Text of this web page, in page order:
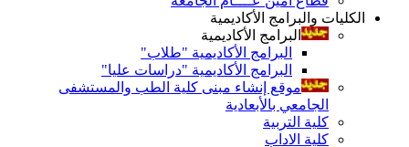
الكليات والبرامج الأكاديمية
البرامج الأكاديمية
البرامج الأكاديمية "طلاب"
البرامج الأكاديمية "دراسات عليا"
موقع إنشاء مبنى كلية الطب والمستشفى
الجامعي بالأبعادية
كلية التربية
كلية الاداب